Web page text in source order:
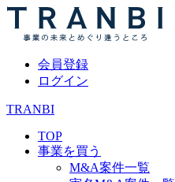
会員登録
ログイン
TRANBI
TOP
事業を買う
M&A案件一覧